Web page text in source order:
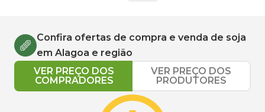
Confira ofertas de compra e venda de soja
em Alagoa e região
VER PREÇO DOS
COMPRADORES
VER PREÇO DOS
PRODUTORES